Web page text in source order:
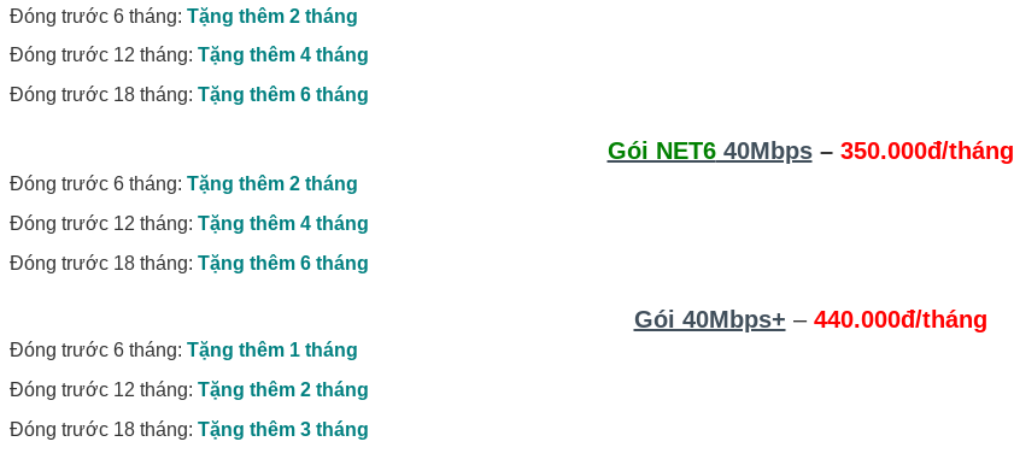
Đóng trước 6 tháng: Tặng thêm 2 tháng
Đóng trước 12 tháng: Tặng thêm 4 tháng
Đóng trước 18 tháng: Tặng thêm 6 tháng
Gói NET640Mbps– 350.000đ/tháng
Đóng trước 6 tháng: Tặng thêm 2 tháng
Đóng trước 12 tháng: Tặng thêm 4 tháng
Đóng trước 18 tháng: Tặng thêm 6 tháng
Gói 40Mbps+ – 440.000đ/tháng
Đóng trước 6 tháng: Tặng thêm 1 tháng
Đóng trước 12 tháng: Tặng thêm 2 tháng
Đóng trước 18 tháng: Tặng thêm 3 tháng